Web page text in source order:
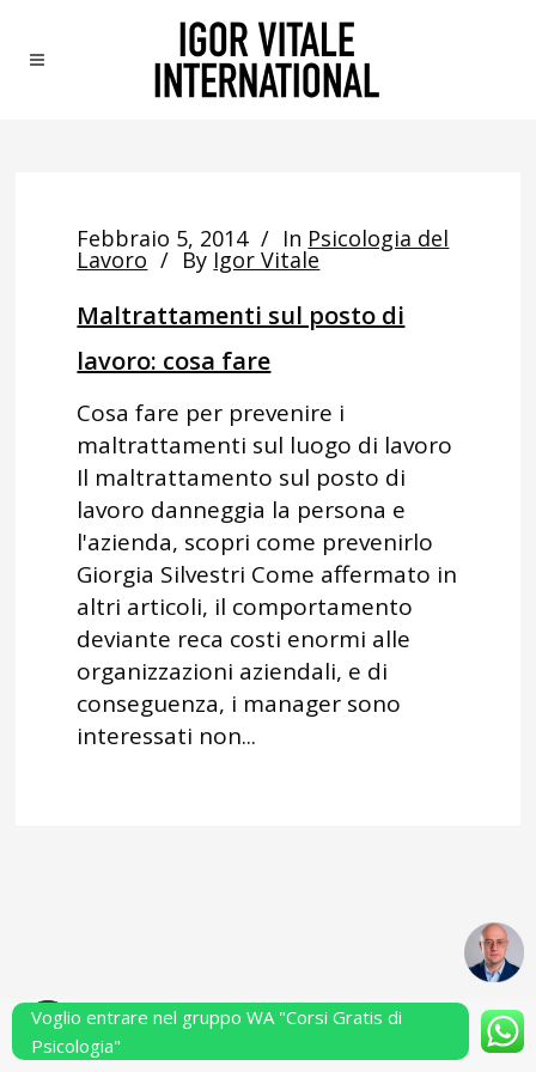
Febbraio 5, 2014 In Psicologia del
Lavoro By Igor Vitale
Maltrattamenti sul posto di
lavoro: cosa fare
Cosa fare per prevenire i
maltrattamenti sul luogo di lavoro
Il maltrattamento sul posto di
lavoro danneggia la persona e
l'azienda, scopri come prevenirlo
Giorgia Silvestri Come affermato in
altri articoli, il comportamento
deviante reca costi enormi alle
organizzazioni aziendali, e di
conseguenza, i manager sono
interessati non...
Powered by Performarsi S.a.s.
Voglio entrare nel gruppo WA "Corsi Gratis di
Psicologia"